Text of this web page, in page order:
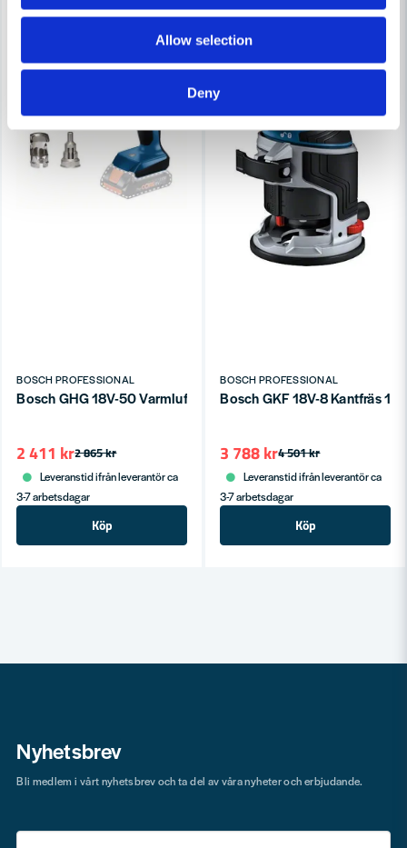
Allow selection
Deny
BOSCH PROFESSIONAL
Bosch GHG 18V-50 Varmluftspistol 18V 300/500C (utan
2 865 kr
2 411 kr
Leveranstid ifrån leverantör ca
3-7 arbetsdagar
Köp
BOSCH PROFESSIONAL
Bosch GKF 18V-
4 501 kr
3 788 kr
Leveranstid ifrån leverantör ca
3-7 arbetsdagar
Köp
Nyhetsbrev
Bli medlem i vårt nyhetsbrev och ta del av våra nyheter och erbjudande.